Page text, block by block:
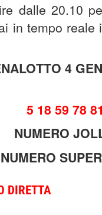
dalle 20.10
in tempo
4
5 18 59 78
NUMERO
NUMERO
DIRETTA